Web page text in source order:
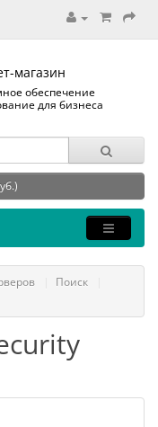
магазин
обеспечение
для бизнеса
Поиск